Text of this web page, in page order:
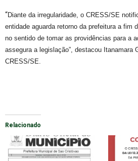
“Diante da irregularidade, o CRESS/SE
entidade aguarda retorno da prefeitura a fim
no sentido de tomar as providências para a
assegura a legislação”, destacou Itanamara
CRESS/SE.
Relacionado